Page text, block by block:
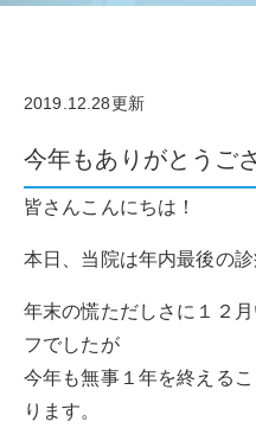
2019.12.28更新
今年もありがとうご
皆さんこんにちは！
本日、当院は年内最後の診
年末の慌ただしさに１２
フでしたが
今年も無事１年を終える
ります。